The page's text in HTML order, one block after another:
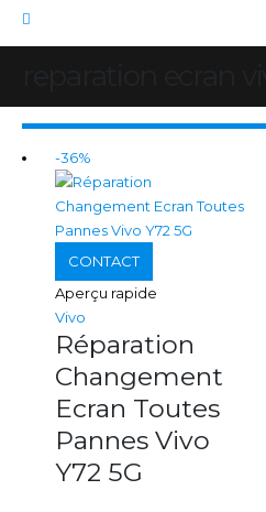
-36%
CONTACT
Aperçu rapide
Vivo
Réparation
Changement
Ecran Toutes
Pannes Vivo
Y72 5G